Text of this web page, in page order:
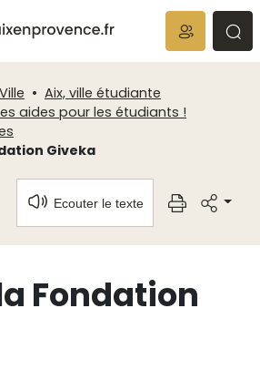
Aix, ville étudiante
aides pour les étudiants !
Giveka
Ecouter le texte
Fondation
cookies